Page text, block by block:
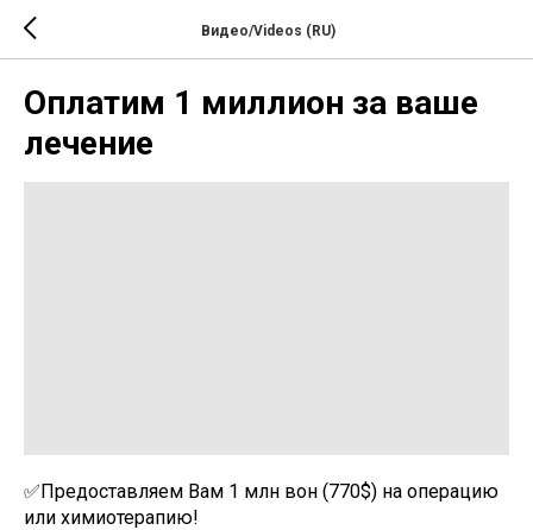
Видео/Videos (RU)
Оплатим 1 миллион за ваше
лечение
✅Предоставляем Вам 1 млн вон (770$) на операцию
или химиотерапию!